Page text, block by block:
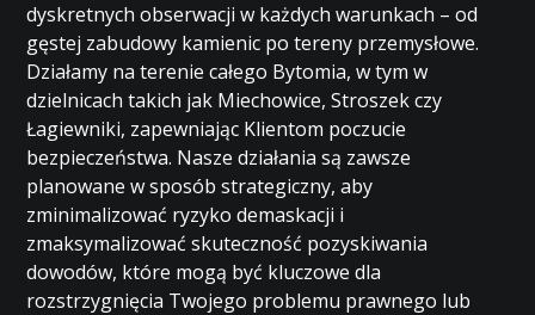
dyskretnych obserwacji w każdych warunkach – od
gęstej zabudowy kamienic po tereny przemysłowe.
Działamy na terenie całego Bytomia, w tym w
dzielnicach takich jak Miechowice, Stroszek czy
Łagiewniki, zapewniając Klientom poczucie
bezpieczeństwa. Nasze działania są zawsze
planowane w sposób strategiczny, aby
zminimalizować ryzyko demaskacji i
zmaksymalizować skuteczność pozyskiwania
dowodów, które mogą być kluczowe dla
rozstrzygnięcia Twojego problemu prawnego lub